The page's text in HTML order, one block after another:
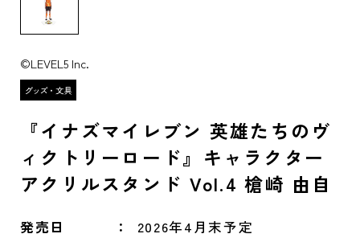
©LEVEL5 Inc.
『イナズマイレブン 英雄たちのヴ
ィクトリーロード』キャラクター
アクリルスタンド Vol.4 槍崎 由自
発売日 2026年4月末予定